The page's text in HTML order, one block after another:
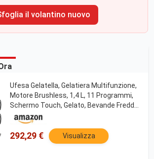
il volantino nuovo
Ufesa Gelatella, Gelatiera Multifunzione,
Motore Brushless, 1,4 L, 11 Programmi,
Schermo Touch, Gelato, Bevande Fredde,
Smoothie, Frullati, Sorbetto, 2
Contenitori in Tritan, Tecnologia
CreamPulse
292,29 € Visualizza